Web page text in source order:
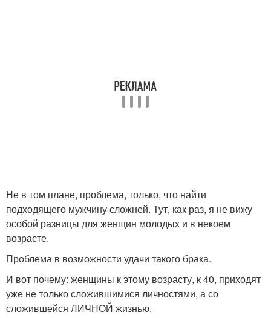
Не в том плане, проблема, только, что найти
подходящего мужчину сложней. Тут, как раз, я не вижу
особой разницы для женщин молодых и в некоем
возрасте.
Проблема в возможности удачи такого брака.
И вот почему: женщины к этому возрасту, к 40, приходят
уже не только сложившимися личностями, а со
сложившейся ЛИЧНОЙ жизнью.